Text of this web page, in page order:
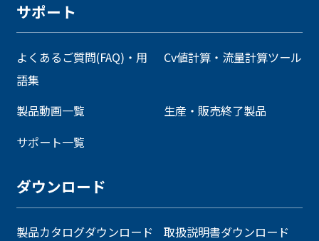
サポート
よくあるご質問(FAQ)・用
語集
Cv値計算・流量計算ツール
製品動画一覧
生産・販売終了製品
サポート一覧
ダウンロード
製品カタログダウンロード 取扱説明書ダウンロード